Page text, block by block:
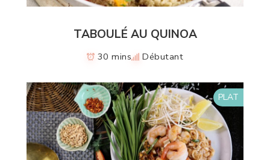
TABOULÉ AU QUINOA
30 mins Débutant
PLAT